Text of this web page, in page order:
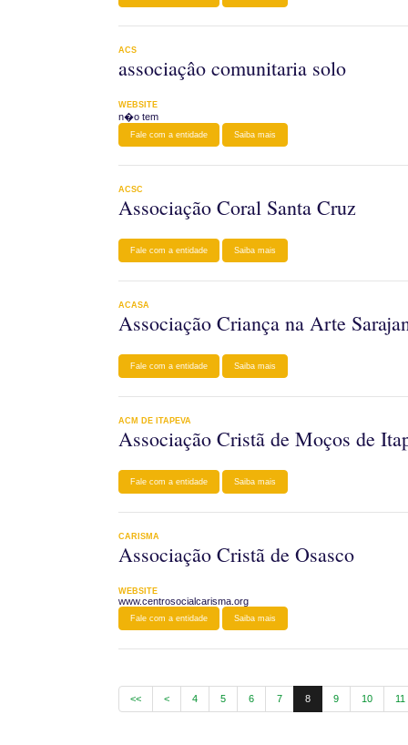
ACS
associaçâo comunitaria solo
WEBSITE
n�o tem
Fale com a entidade Saiba mais
ACSC
Associação Coral Santa Cruz
Fale com a entidade Saiba mais
ACASA
Associação Criança na Arte
Fale com a entidade Saiba mais
ACM DE ITAPEVA
Associação Cristã de Moços de
Fale com a entidade Saiba mais
CARISMA
Associação Cristã de Osasco
WEBSITE
www.centrosocialcarisma.org
Fale com a entidade Saiba mais
<< < 4 5 6 7 8 9 10 11